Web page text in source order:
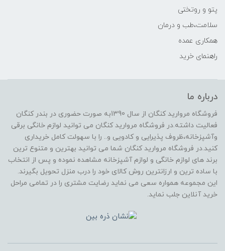
پتو و روتختی
سلامت،طب و درمان
همکاری عمده
راهنمای خرید
درباره ما
فروشگاه مروارید کنگان از سال 1390به صورت حضوری در بندر کنگان
فعالیت داشته.در فروشگاه مروارید کنگان می توانید لوازم خانگی برقی
وآشپزخانه،ظروف پذیرایی و کادویی و.. را با سهولت کامل خریداری
کنید.در فروشگاه مروارید کنگان شما می توانید بهترین و متنوع ترین
برند های لوازم خانگی و لوازم آشپزخانه مشاهده نموده و پس از انتخاب
با ساده ترین و ارزانترین روش کالای خود را درب منزل تحویل بگیرند.
این مجموعه همواره سعی می نماید رضایت مشتری را در تمامی مراحل
خرید آنلاین جلب نماید.